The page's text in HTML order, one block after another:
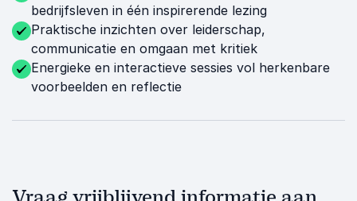
bedrijfsleven in één inspirerende lezing
Praktische inzichten over leiderschap,
communicatie en omgaan met kritiek
Energieke en interactieve sessies vol herkenbare
voorbeelden en reflectie